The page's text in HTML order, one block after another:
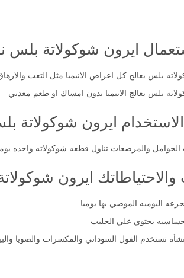
ايرون شوكولاتة بلس ناعمة
بلس يعالج كل اعراض الانيميا مثل التعب
بلس يعالج الانيميا بدون امساك او طعم معدني
ايرون شوكولاتة بلس
الحوامل والمرضعات تناول قطعه شوكولاته واحده
ايرون شوكولاتة
اليوميه الموصي بها يوميا
يحتوي علي الحليب
تستخدم الفول السوداني والمكسرات والصويا